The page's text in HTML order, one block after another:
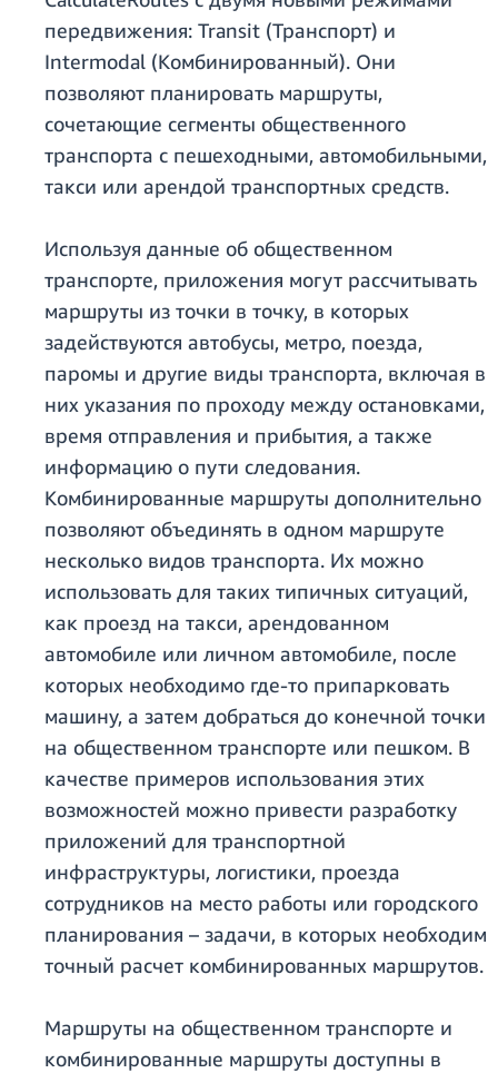
передвижения: Transit (Транспорт) и
Intermodal (Комбинированный). Они
позволяют планировать маршруты,
сочетающие сегменты общественного
транспорта с пешеходными, автомобильными,
такси или арендой транспортных средств.
Используя данные об общественном
транспорте, приложения могут рассчитывать
маршруты из точки в точку, в которых
задействуются автобусы, метро, поезда,
паромы и другие виды транспорта, включая в
них указания по проходу между остановками,
время отправления и прибытия, а также
информацию о пути следования.
Комбинированные маршруты дополнительно
позволяют объединять в одном маршруте
несколько видов транспорта. Их можно
использовать для таких типичных ситуаций,
как проезд на такси, арендованном
автомобиле или личном автомобиле, после
которых необходимо где-то припарковать
машину, а затем добраться до конечной точки
на общественном транспорте или пешком. В
качестве примеров использования этих
возможностей можно привести разработку
приложений для транспортной
инфраструктуры, логистики, проезда
сотрудников на место работы или городского
планирования – задачи, в которых необходим
точный расчет комбинированных маршрутов.
Маршруты на общественном транспорте и
комбинированные маршруты доступны в